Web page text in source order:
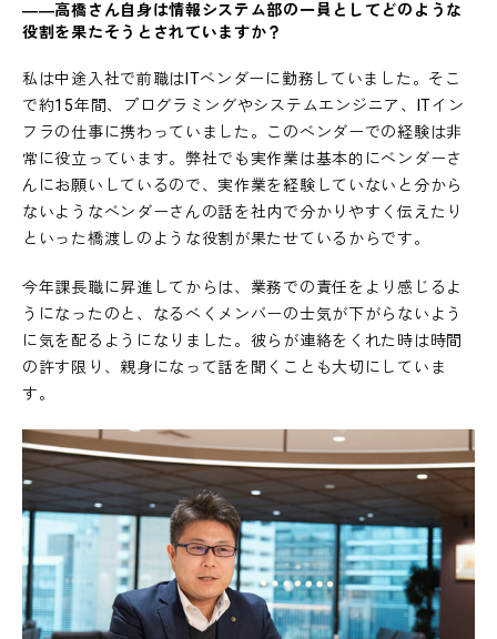
――高橋さん自身は情報システム部の一員としてどのような
役割を果たそうとされていますか？
私は中途入社で前職はITベンダーに勤務していました。そこ
で約15年間、プログラミングやシステムエンジニア、ITイン
フラの仕事に携わっていました。このベンダーでの経験は非
常に役立っています。弊社でも実作業は基本的にベンダーさ
んにお願いしているので、実作業を経験していないと分から
ないようなベンダーさんの話を社内で分かりやすく伝えたり
といった橋渡しのような役割が果たせているからです。
今年課長職に昇進してからは、業務での責任をより感じるよ
うになったのと、なるべくメンバーの士気が下がらないよう
に気を配るようになりました。彼らが連絡をくれた時は時間
の許す限り、親身になって話を聞くことも大切にしていま
す。